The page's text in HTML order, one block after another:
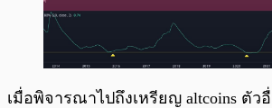
เมื่อพิจารณาไปถึงเหรียญ altcoins ตัวอื่